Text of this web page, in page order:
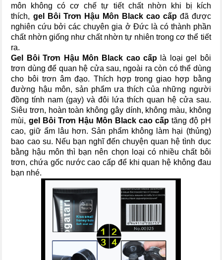
môn không có cơ chế tự tiết chất nhờn khi bị kích
thích, gel Bôi Trơn Hậu Môn Black cao cấpđã được
nghiên cứu bởi các chuyên gia ở Đức là có thành phần
chất nhờn giống như chất nhờn tự nhiên trong cơ thể tiết
ra.
Gel Bôi Trơn Hậu Môn Black cao cấp là loại gel bôi
trơn dùng để quan hệ cửa sau, ngoài ra còn có thể dùng
cho bôi trơn âm đạo. Thích hợp trong giao hợp bằng
đường hậu môn, sản phẩm ưa thích của những người
đồng tính nam (gay) và đôi lứa thích quan hệ cửa sau.
Siêu trơn, hoàn toàn không gây dính, không màu, không
mùi, gel Bôi Trơn Hậu Môn Black cao cấptăng độ pH
cao, giữ ẩm lâu hơn. Sản phẩm không làm hại (thủng)
bao cao su. Nếu bạn nghĩ đến chuyện quan hệ tình dục
bằng hậu môn thì bạn nên chọn loại có nhiều chất bôi
trơn, chứa gốc nước cao cấp để khi quan hệ không đau
bạn nhé.